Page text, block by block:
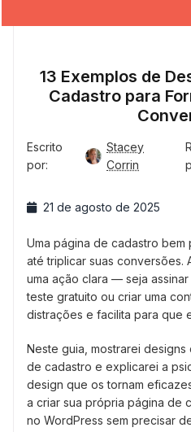
13 Exemplos de
Cadastro para
Escrito
por:
Stacey
Corrin
21 de agosto de 2025
Uma página de cadastro
até triplicar suas conversões.
uma ação clara — seja
teste gratuito ou criar uma
distrações e facilita para que
Neste guia, mostrarei
de cadastro e explicarei a
design que os tornam
a criar sua própria página de
no WordPress sem precisar